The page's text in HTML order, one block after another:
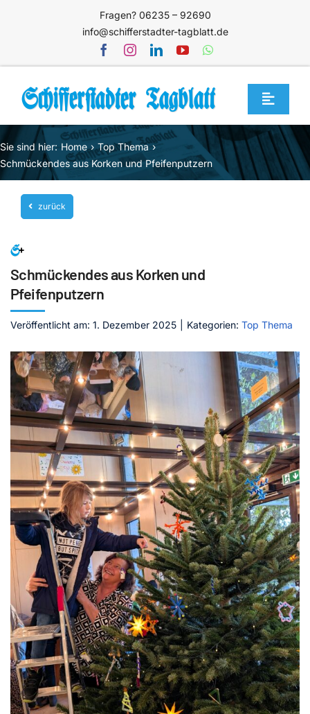
Fragen? 06235 – 92690
info@schifferstadter-tagblatt.de
Toggle
Home
Themen
Blog
Unternehmen
Service
Mediathek
Jetzt abonnieren
Kontakt
Sie sind hier: Home
Top Thema
Schmückendes aus Korken und Pfeifenputzern
zurück
Schmückendes aus Korken und
Pfeifenputzern
Veröffentlicht am: 1. Dezember 2025 Kategorien: Top Thema